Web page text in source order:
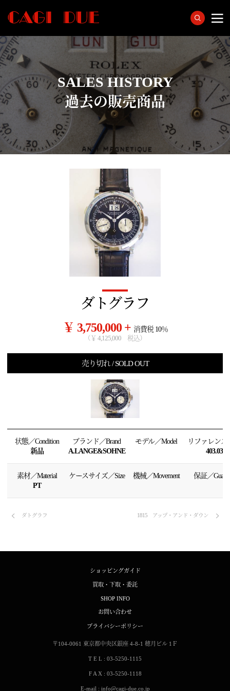
SALES HISTORY
過去の販売商品
ダトグラフ
￥ 3,750,000 + 消費税 10％
（￥ 4,125,000 税込）
売り切れ / SOLD OUT
状態／Condition
新品
ブランド／Brand
A.LANGE&SOHNE
モデル／Model
リファレンス
403.035
素材／Material
PT
ケースサイズ／Size 機械／Movement 保証／
ダトグラフ 1815 アップ・アンド・ダウン
ショッピングガイド
買取・下取・委託
SHOP INFO
お問い合わせ
プライバシーポリシー
〒104-0061 東京都中央区銀座 4-8-1 穂月ビル 1Ｆ
T E L : 03-5250-1115
F A X : 03-5250-1118
E-mail : info@cagi-due.co.jp